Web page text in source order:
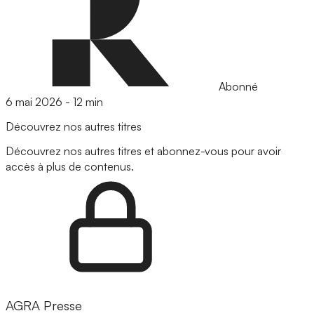
Abonné
6 mai 2026 - 12 min
Découvrez nos autres titres
Découvrez nos autres titres et abonnez-vous pour avoir
accès à plus de contenus.
AGRA Presse